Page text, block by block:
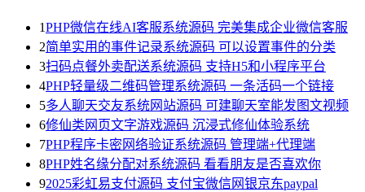
1PHP微信在线AI客服系统源码 完美集成企业微信客服
2简单实用的事件记录系统源码 可以设置事件的分类
3扫码点餐外卖配送系统源码 支持H5和小程序平台
4PHP轻量级二维码管理系统源码 一条活码一个链接
5多人聊天交友系统网站源码 可建聊天室能发图文视频
6修仙类网页文字游戏源码 沉浸式修仙体验系统
7PHP程序卡密网络验证系统源码 管理端+代理端
8PHP姓名缘分配对系统源码 看看朋友是否喜欢你
92025彩虹易支付源码 支付宝微信网银京东paypal